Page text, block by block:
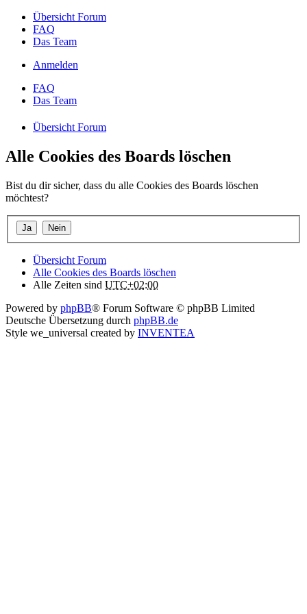
Übersicht Forum
FAQ
Das Team
Anmelden
FAQ
Das Team
Übersicht Forum
Alle Cookies des Boards löschen
Bist du dir sicher, dass du alle Cookies des Boards löschen
möchtest?
Übersicht Forum
Alle Cookies des Boards löschen
Alle Zeiten sind UTC+02:00
Powered by phpBB® Forum Software © phpBB Limited
Deutsche Übersetzung durch phpBB.de
Style we_universal created by INVENTEA